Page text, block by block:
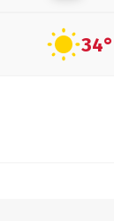
34°